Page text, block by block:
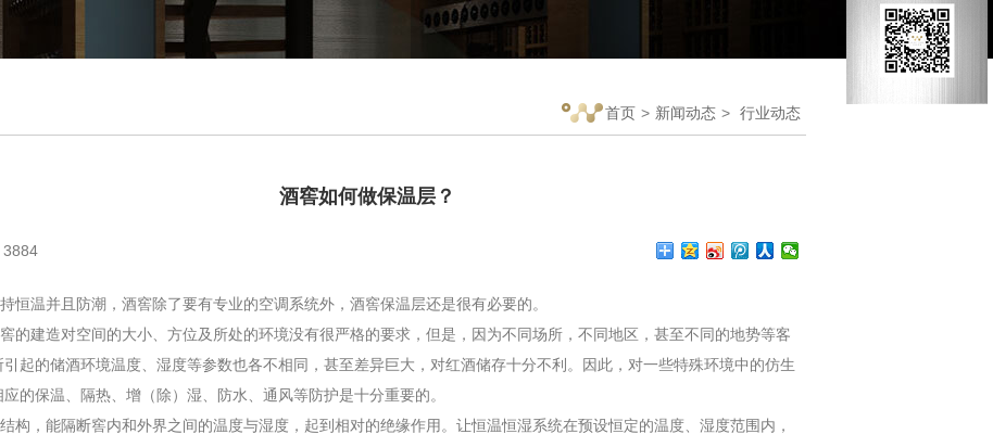
首页 > 新闻动态 > 行业动态
酒窖如何做保温层？
3884
温并且防潮，酒窖除了要有专业的空调系统外，酒窖保温层还是很有必要的。
建造对空间的大小、方位及所处的环境没有很严格的要求，但是，因为不同场所，不同地区，甚至不同的地势等客
起的储酒环境温度、湿度等参数也各不相同，甚至差异巨大，对红酒储存十分不利。因此，对一些特殊环境中的仿生
的保温、隔热、增（除）湿、防水、通风等防护是十分重要的。
，能隔断窖内和外界之间的温度与湿度，起到相对的绝缘作用。让恒温恒湿系统在预设恒定的温度、湿度范围内，